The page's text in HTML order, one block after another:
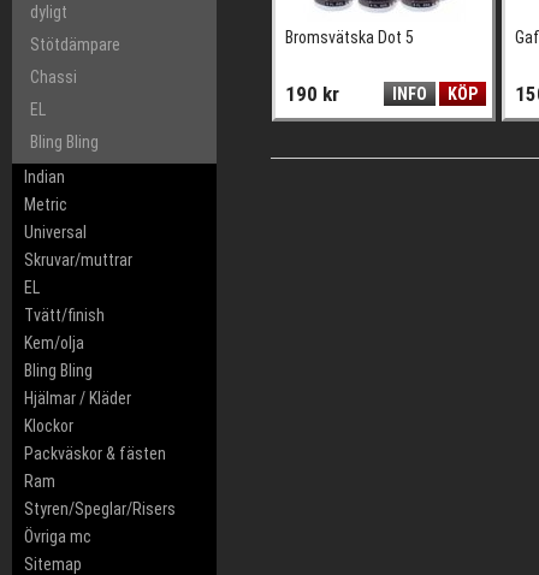
dyligt
Stötdämpare
Chassi
EL
Bling Bling
Indian
Metric
Universal
Skruvar/muttrar
EL
Tvätt/finish
Kem/olja
Bling Bling
Hjälmar / Kläder
Klockor
Packväskor & fästen
Ram
Styren/Speglar/Risers
Övriga mc
Sitemap
Bromsvätska Dot 5
190 kr INFO KÖP